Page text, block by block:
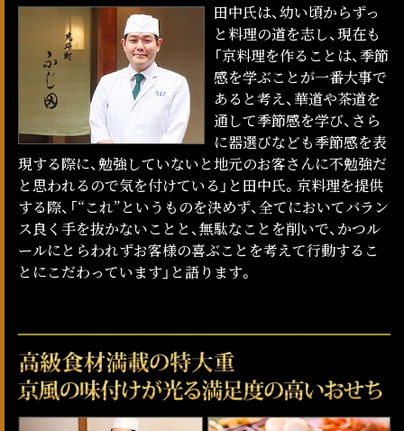
田中氏は、幼い頃からずっ
と料理の道を志し、現在も
「京料理を作ることは、季節
感を学ぶことが一番大事で
あると考え、華道や茶道を
通して季節感を学び、さら
に器選びなども季節感を表
現する際に、勉強していないと地元のお客さんに不勉強だ
と思われるので気を付けている」と田中氏。京料理を提供
する際、「“これ”というものを決めず、全てにおいてバラン
ス良く手を抜かないことと、無駄なことを削いで、かつル
ールにとらわれずお客様の喜ぶことを考えて行動するこ
とにこだわっています」と語ります。